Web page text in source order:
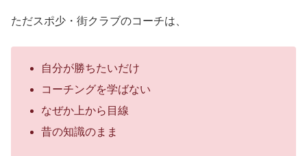
ただスポ少・街クラブのコーチは、
自分が勝ちたいだけ
コーチングを学ばない
なぜか上から目線
昔の知識のまま